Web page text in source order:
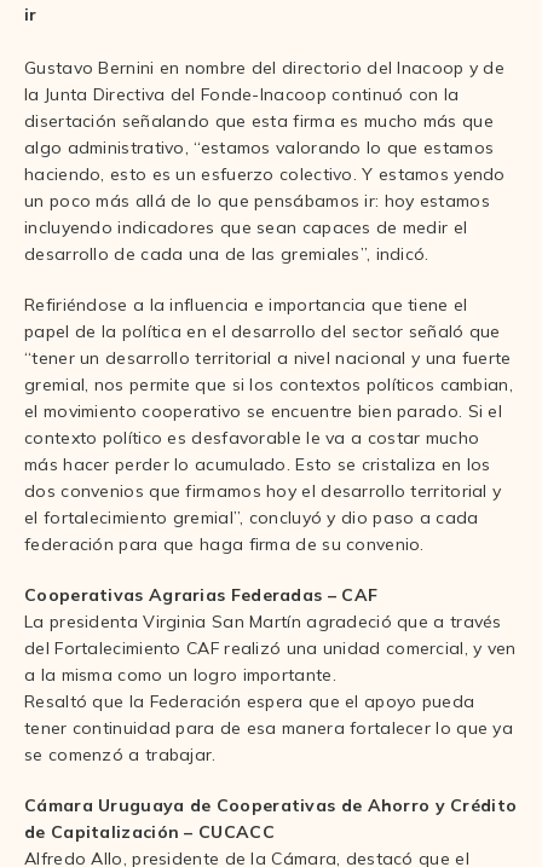
ir
Gustavo Bernini en nombre del directorio del Inacoop y de
la Junta Directiva del Fonde-Inacoop continuó con la
disertación señalando que esta firma es mucho más que
algo administrativo, “estamos valorando lo que estamos
haciendo, esto es un esfuerzo colectivo. Y estamos yendo
un poco más allá de lo que pensábamos ir: hoy estamos
incluyendo indicadores que sean capaces de medir el
desarrollo de cada una de las gremiales”, indicó.
Refiriéndose a la influencia e importancia que tiene el
papel de la política en el desarrollo del sector señaló que
“tener un desarrollo territorial a nivel nacional y una fuerte
gremial, nos permite que si los contextos políticos cambian,
el movimiento cooperativo se encuentre bien parado. Si el
contexto político es desfavorable le va a costar mucho
más hacer perder lo acumulado. Esto se cristaliza en los
dos convenios que firmamos hoy el desarrollo territorial y
el fortalecimiento gremial”, concluyó y dio paso a cada
federación para que haga firma de su convenio.
Cooperativas Agrarias Federadas – CAF
La presidenta Virginia San Martín agradeció que a través
del Fortalecimiento CAF realizó una unidad comercial, y ven
a la misma como un logro importante.
Resaltó que la Federación espera que el apoyo pueda
tener continuidad para de esa manera fortalecer lo que ya
se comenzó a trabajar.
Cámara Uruguaya de Cooperativas de Ahorro y Crédito
de Capitalización – CUCACC
Alfredo Allo, presidente de la Cámara, destacó que el